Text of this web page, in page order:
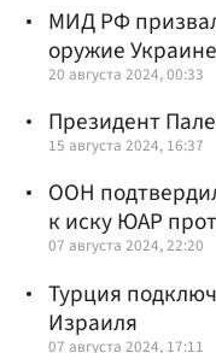
МИД РФ
оружие Украине
20 августа 2024, 00:33
Президент
15 августа 2024, 16:37
ООН
к иску ЮАР
07 августа 2024, 22:20
Турция
Израиля
07 августа 2024, 17:11